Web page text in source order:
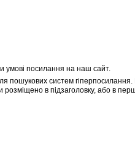
умові посилання на наш сайт.
пошукових систем
в підзаголовку, або в